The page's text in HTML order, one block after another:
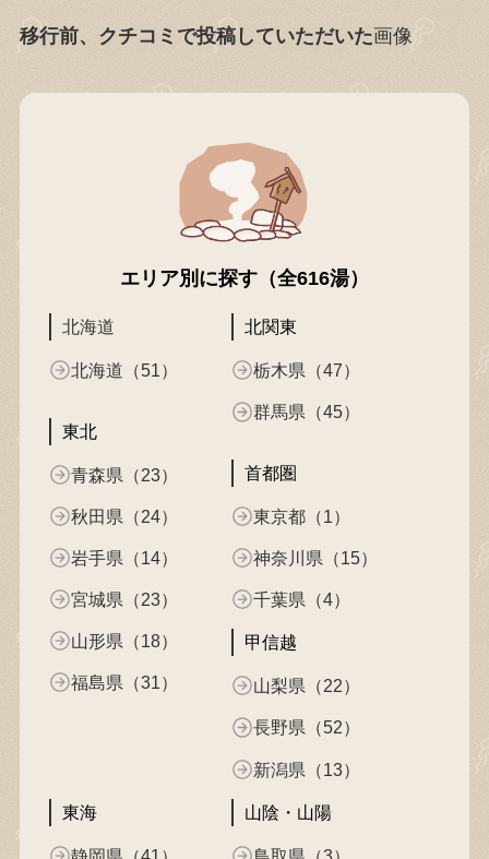
移行前、クチコミで投稿していただいた画像
エリア別に探す（全616湯）
北海道
北海道（51）
東北
青森県（23）
秋田県（24）
岩手県（14）
宮城県（23）
山形県（18）
福島県（31）
北関東
栃木県（47）
群馬県（45）
首都圏
東京都（1）
神奈川県（15）
千葉県（4）
甲信越
山梨県（22）
長野県（52）
新潟県（13）
東海 山陰・山陽